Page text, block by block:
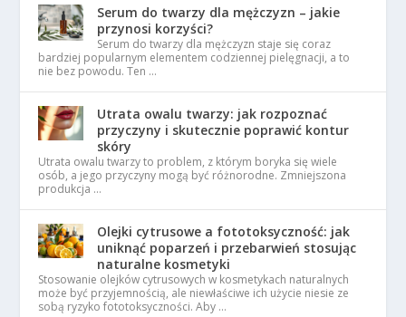
Serum do twarzy dla mężczyzn – jakie
przynosi korzyści?
Serum do twarzy dla mężczyzn staje się coraz
bardziej popularnym elementem codziennej pielęgnacji, a to
nie bez powodu. Ten …
Utrata owalu twarzy: jak rozpoznać
przyczyny i skutecznie poprawić kontur
skóry
Utrata owalu twarzy to problem, z którym boryka się wiele
osób, a jego przyczyny mogą być różnorodne. Zmniejszona
produkcja …
Olejki cytrusowe a fototoksyczność: jak
uniknąć poparzeń i przebarwień stosując
naturalne kosmetyki
Stosowanie olejków cytrusowych w kosmetykach naturalnych
może być przyjemnością, ale niewłaściwe ich użycie niesie ze
sobą ryzyko fototoksyczności. Aby …